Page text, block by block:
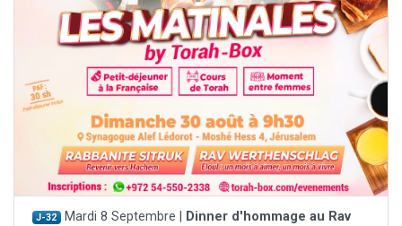
J-32 Mardi 8 Septembre |
Dinner d'hommage au Rav